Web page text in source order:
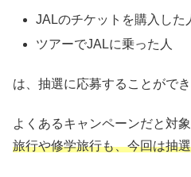
JALのチケットを購入した
ツアーでJALに乗った人
は、抽選に応募することができ
よくあるキャンペーンだと対
旅行や修学旅行も、今回は抽